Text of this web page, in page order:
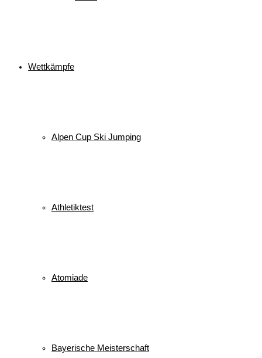
Wettkämpfe
Alpen Cup Ski Jumping
Athletiktest
Atomiade
Bayerische Meisterschaft